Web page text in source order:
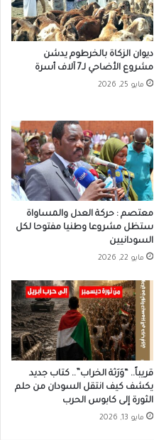
ديوان الزكاة بالخرطوم يدشن
مشروع الأضاحي لـ7 آلاف أسرة
مايو 25, 2026
معتصم : حركة العدل والمساواة
ستظل مشروعا وطنيا مفتوحا لكل
السودانيين
مايو 22, 2026
قريباً.. “وَرَثة الخراب”.. كتاب جديد
يكشف كيف انتقل السودان من حلم
الثورة إلى كابوس الحرب
مايو 13, 2026